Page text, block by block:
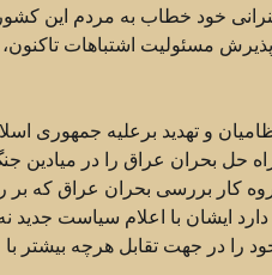
خود خطاب به مردم این
مسئولیت اشتباهات تاکنون،
و تهدید برعلیه جمهوری
حل بحران عراق را در میادین
کار بررسی بحران عراق که بر
ایشان با اعلام سیاست جدید نه
را در جهت تقابل هرچه بیشتر با